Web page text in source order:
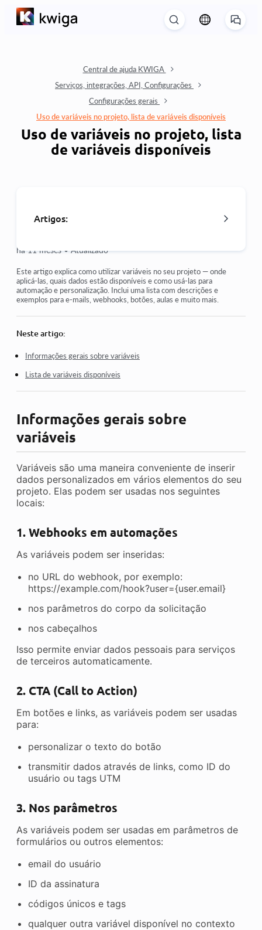
Central de ajuda KWIGA
Serviços, integrações, API, Configurações
Configurações gerais
Uso de variáveis no projeto, lista de variáveis disponíveis
Uso de variáveis no projeto, lista
de variáveis disponíveis
Artigos:
Controle de acesso
Como desativar o login através das redes sociais
públicas
Adicionando sua oferta à plataforma Kwiga
How to set a specific language for a page on Kwiga
Notificações recebidas pelos alunos
Ver mais
há 11 meses • Atualizado
Este artigo explica como utilizar variáveis no seu projeto — onde
aplicá-las, quais dados estão disponíveis e como usá-las para
automação e personalização. Inclui uma lista com descrições e
exemplos para e-mails, webhooks, botões, aulas e muito mais.
Neste artigo:
Informações gerais sobre variáveis
Lista de variáveis disponíveis
Informações gerais sobre
variáveis
Variáveis são uma maneira conveniente de inserir
dados personalizados em vários elementos do seu
projeto. Elas podem ser usadas nos seguintes
locais:
1. Webhooks em automações
As variáveis podem ser inseridas:
no URL do webhook, por exemplo:
https://example.com/hook?user={user.email}
nos parâmetros do corpo da solicitação
nos cabeçalhos
Isso permite enviar dados pessoais para serviços
de terceiros automaticamente.
2. CTA (Call to Action)
Em botões e links, as variáveis podem ser usadas
para:
personalizar o texto do botão
transmitir dados através de links, como ID do
usuário ou tags UTM
3. Nos parâmetros
As variáveis podem ser usadas em parâmetros de
formulários ou outros elementos:
email do usuário
ID da assinatura
códigos únicos e tags
qualquer outra variável disponível no contexto